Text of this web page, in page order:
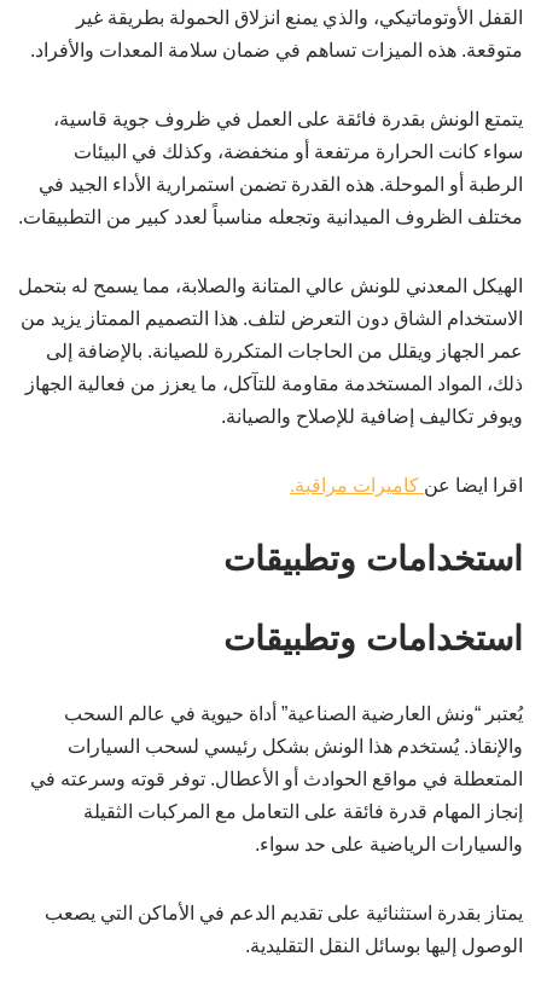
القفل الأوتوماتيكي، والذي يمنع انزلاق الحمولة بطريقة غير
متوقعة. هذه الميزات تساهم في ضمان سلامة المعدات والأفراد.
يتمتع الونش بقدرة فائقة على العمل في ظروف جوية قاسية،
سواء كانت الحرارة مرتفعة أو منخفضة، وكذلك في البيئات
الرطبة أو الموحلة. هذه القدرة تضمن استمرارية الأداء الجيد في
مختلف الظروف الميدانية وتجعله مناسباً لعدد كبير من التطبيقات.
الهيكل المعدني للونش عالي المتانة والصلابة، مما يسمح له بتحمل
الاستخدام الشاق دون التعرض لتلف. هذا التصميم الممتاز يزيد من
عمر الجهاز ويقلل من الحاجات المتكررة للصيانة. بالإضافة إلى
ذلك، المواد المستخدمة مقاومة للتآكل، ما يعزز من فعالية الجهاز
ويوفر تكاليف إضافية للإصلاح والصيانة.
اقرا ايضا عن كاميرات مراقبة.
استخدامات وتطبيقات
استخدامات وتطبيقات
يُعتبر “ونش العارضية الصناعية” أداة حيوية في عالم السحب
والإنقاذ. يُستخدم هذا الونش بشكل رئيسي لسحب السيارات
المتعطلة في مواقع الحوادث أو الأعطال. توفر قوته وسرعته في
إنجاز المهام قدرة فائقة على التعامل مع المركبات الثقيلة
والسيارات الرياضية على حد سواء.
يمتاز بقدرة استثنائية على تقديم الدعم في الأماكن التي يصعب
الوصول إليها بوسائل النقل التقليدية.